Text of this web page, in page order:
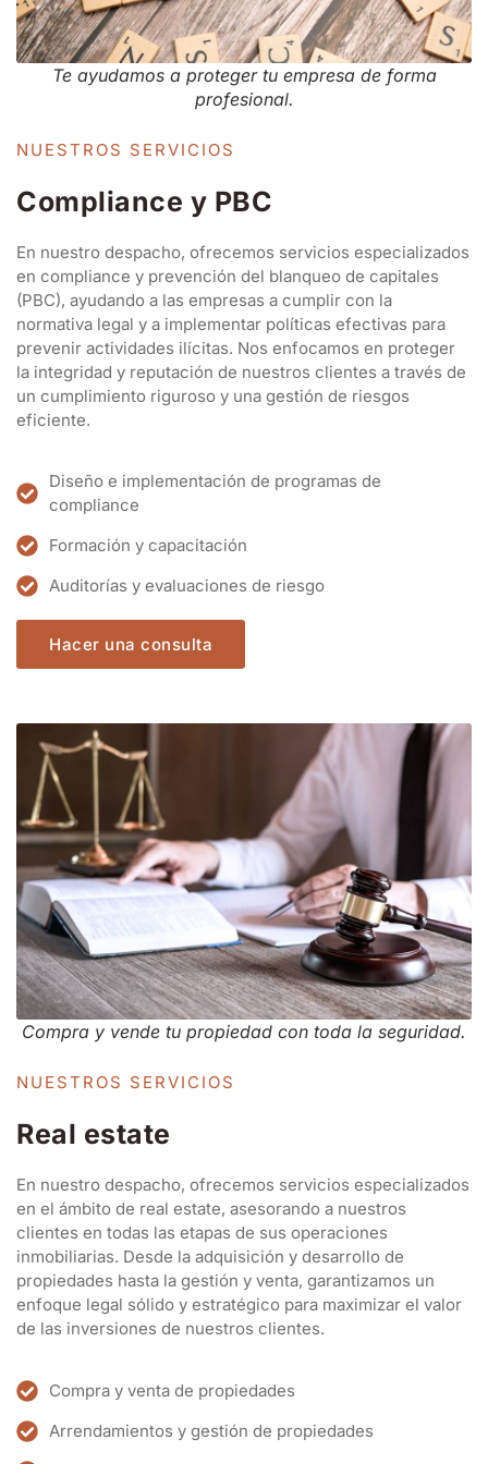
En nuestro despacho, ofrecemos servicios especializados
en compliance y prevención del blanqueo de capitales
(PBC), ayudando a las empresas a cumplir con la
normativa legal y a implementar políticas efectivas para
prevenir actividades ilícitas. Nos enfocamos en proteger
la integridad y reputación de nuestros clientes a través de
un cumplimiento riguroso y una gestión de riesgos
eficiente.
compliance
Formación y capacitación
Auditorías y evaluaciones de riesgo
Te ayudamos a proteger tu empresa de forma
profesional.
Compra y vende tu propiedad con toda la seguridad.
en el ámbito de real estate, asesorando a nuestros
clientes en todas las etapas de sus operaciones
inmobiliarias. Desde la adquisición y desarrollo de
propiedades hasta la gestión y venta, garantizamos un
enfoque legal sólido y estratégico para maximizar el valor
de las inversiones de nuestros clientes.
Arrendamientos y gestión de propiedades
Desarrollo y promoción inmobiliaria